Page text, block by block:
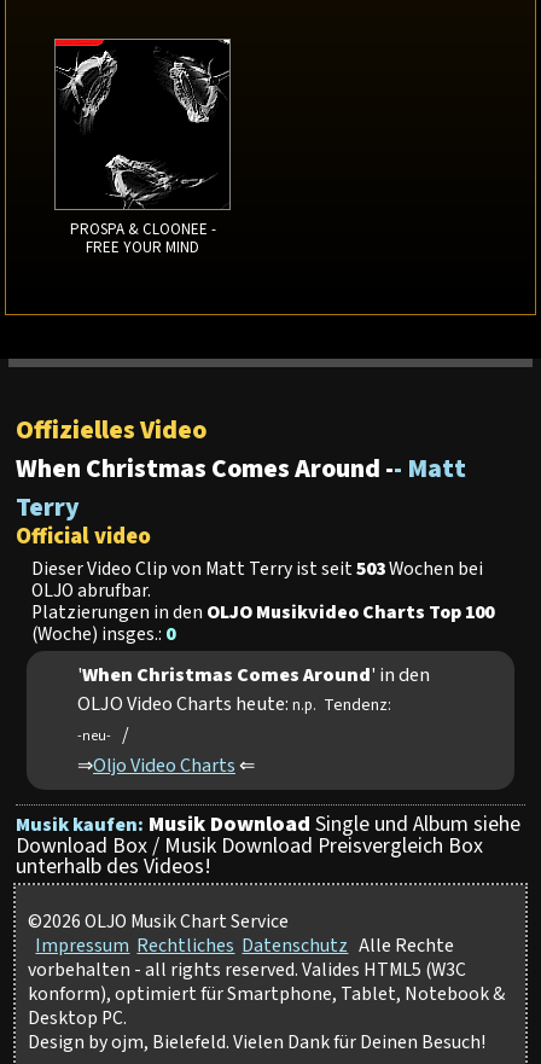
PROSPA & CLOONEE -
FREE YOUR MIND
Offizielles Video
When Christmas Comes Around -- Matt
Terry
Official video
Dieser Video Clip von Matt Terry ist seit503Wochen bei
OLJO abrufbar.
Platzierungen in den OLJO Musikvideo Charts Top 100
(Woche) insges.: 0
'When Christmas Comes Around' in den
OLJO Video Charts heute: n.p. Tendenz:
-neu- /
⇒Oljo Video Charts ⇐
Musik kaufen: Musik Download Single und Album siehe
Download Box / Musik Download Preisvergleich Box
unterhalb des Videos!
©2026 OLJO Musik Chart Service
Impressum Rechtliches Datenschutz Alle Rechte
vorbehalten - all rights reserved. Valides HTML5 (W3C
konform), optimiert für Smartphone, Tablet, Notebook &
Desktop PC.
Design by ojm, Bielefeld. Vielen Dank für Deinen Besuch!